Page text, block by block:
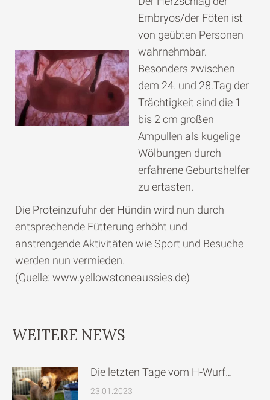
Embryos/der Föten ist
von geübten Personen
wahrnehmbar.
Besonders zwischen
dem 24. und 28.Tag der
Trächtigkeit sind die 1
bis 2 cm großen
Ampullen als kugelige
Wölbungen durch
erfahrene Geburtshelfer
zu ertasten.
Die Proteinzufuhr der Hündin wird nun durch
entsprechende Fütterung erhöht und
anstrengende Aktivitäten wie Sport und Besuche
werden nun vermieden.
(Quelle: www.yellowstoneaussies.de)
WEITERE NEWS
Die letzten Tage vom H-Wurf…
23.01.2023